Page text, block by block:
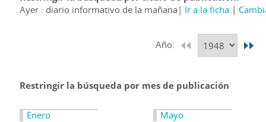
Ayer : diario informativo de la mañana
Ir a la ficha
Año:
Restringir la búsqueda por mes de publicación
Enero
Mayo